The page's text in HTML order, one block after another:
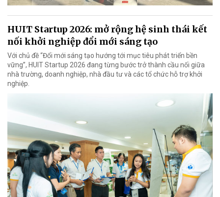
HUIT Startup 2026: mở rộng hệ sinh thái kết
nối khởi nghiệp đổi mới sáng tạo
Với chủ đề “Đổi mới sáng tạo hướng tới mục tiêu phát triển bền
vững”, HUIT Startup 2026 đang từng bước trở thành cầu nối giữa
nhà trường, doanh nghiệp, nhà đầu tư và các tổ chức hỗ trợ khởi
nghiệp.